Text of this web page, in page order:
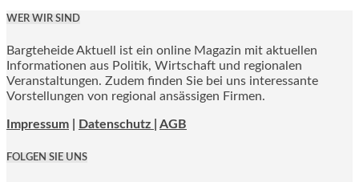
WER WIR SIND
Bargteheide Aktuell ist ein online Magazin mit aktuellen
Informationen aus Politik, Wirtschaft und regionalen
Veranstaltungen. Zudem finden Sie bei uns interessante
Vorstellungen von regional ansässigen Firmen.
Impressum Datenschutz | AGB
FOLGEN SIE UNS